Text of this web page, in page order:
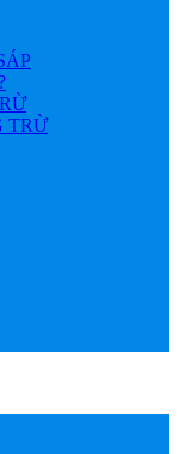
TRỪ